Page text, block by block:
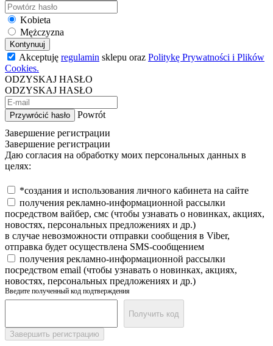
Kobieta
Mężczyzna
Kontynuuj
Akceptuję regulamin sklepu oraz Politykę Prywatności i Plików
Cookies.
ODZYSKAJ HASŁO
ODZYSKAJ HASŁO
Przywrócić hasło
Powrót
Завершение регистрации
Завершение регистрации
Даю согласия на обработку моих персональных данных в
целях:
*создания и использования личного кабинета на сайте
получения рекламно-информационной рассылки
посредством вайбер, смс (чтобы узнавать о новинках, акциях,
новостях, персональных предложениях и др.)
в случае невозможности отправки сообщения в Viber,
отправка будет осуществлена SMS-сообщением
получения рекламно-информационной рассылки
посредством email (чтобы узнавать о новинках, акциях,
новостях, персональных предложениях и др.)
Введите полученный код подтверждения
Получить код
Завершить регистрацию